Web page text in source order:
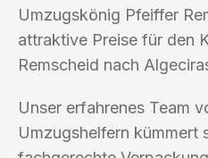
Umzugskönig Pfeiffer
attraktive Preise für den
Remscheid nach
Unser erfahrenes Team
Umzugshelfern kümmert